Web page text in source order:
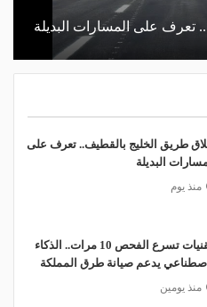
تعرف على المسارات البديلة
طريق الخليج بالقطيف.. تعرف على
البديلة
منذ يوم
بتقنيات تسرع الفحص 10 مرات.. الذكاء
يدعم صيانة طرق المملكة
منذ يومين